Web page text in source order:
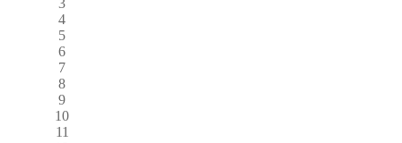
4
5
6
7
8
9
10
11